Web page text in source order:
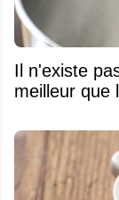
Il n'existe
meilleur que